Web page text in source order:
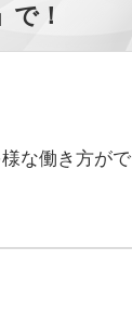
！
な働き方がで